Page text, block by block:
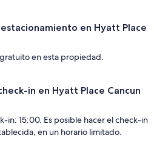
en Hyatt Place
en esta propiedad.
in en Hyatt Place Cancun
in: 15:00. Es posible hacer el check-in
en un horario limitado.